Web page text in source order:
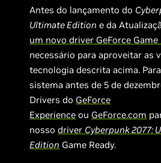
Antes do lançamento do
Ultimate Edition e da
um novo driver GeForce Game
necessário para aproveitar as
tecnologia descrita acima.
sistema antes de 5 de
Drivers do GeForce
Experience ou GeForce.com
nossodriver Cyberpunk 2077:
Edition Game Ready.